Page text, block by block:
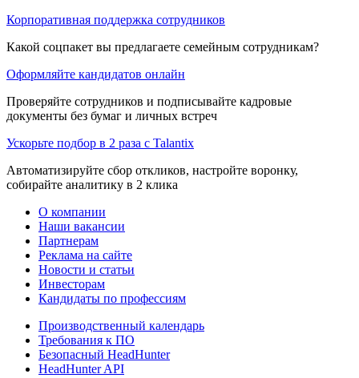
Корпоративная поддержка сотрудников
Какой соцпакет вы предлагаете семейным сотрудникам?
Оформляйте кандидатов онлайн
Проверяйте сотрудников и подписывайте кадровые
документы без бумаг и личных встреч
Ускорьте подбор в 2 раза с Talantix
Автоматизируйте сбор откликов, настройте воронку,
собирайте аналитику в 2 клика
О компании
Наши вакансии
Партнерам
Реклама на сайте
Новости и статьи
Инвесторам
Кандидаты по профессиям
Производственный календарь
Требования к ПО
Безопасный HeadHunter
HeadHunter API